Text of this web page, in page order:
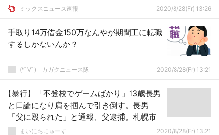
ミックスニュース速報 2020/8/28(Fr) 13:26
手取り14万借金150万なんやが期間工に転職
するしかないんか？
(*ﾟ∀ﾟ)ゞカガクニュース隊 2020/8/28(Fr) 13:21
【暴行】「不登校でゲームばかり」13歳長男
と口論になり肩を掴んで引き倒す。長男
「父に殴られた」と通報、父逮捕。札幌市
まいにちにゅーす 2020/8/28(Fr) 13:21